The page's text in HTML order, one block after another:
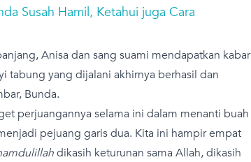
Susah Hamil, Ketahui juga Cara
Anisa dan sang suami mendapatkan kabar
tabung yang dijalani akhirnya berhasil dan
Bunda.
perjuangannya selama ini dalam menanti buah
pejuang garis dua. Kita ini hampir empat
dikasih keturunan sama Allah, dikasih